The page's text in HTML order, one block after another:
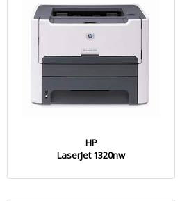
HP
LaserJet 1320nw